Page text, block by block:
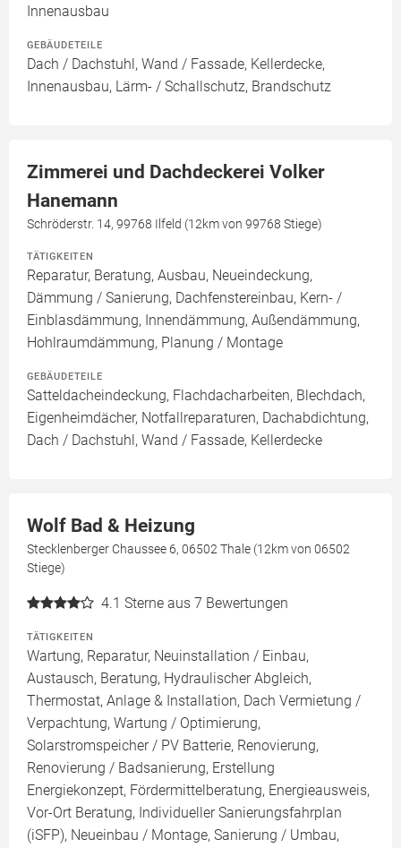
Innenausbau
GEBÄUDETEILE
Dach / Dachstuhl, Wand / Fassade, Kellerdecke,
Innenausbau, Lärm- / Schallschutz, Brandschutz
Zimmerei und Dachdeckerei Volker
Hanemann
Schröderstr. 14, 99768 Ilfeld (12km von 99768 Stiege)
TÄTIGKEITEN
Reparatur, Beratung, Ausbau, Neueindeckung,
Dämmung / Sanierung, Dachfenstereinbau, Kern- /
Einblasdämmung, Innendämmung, Außendämmung,
Hohlraumdämmung, Planung / Montage
GEBÄUDETEILE
Satteldacheindeckung, Flachdacharbeiten, Blechdach,
Eigenheimdächer, Notfallreparaturen, Dachabdichtung,
Dach / Dachstuhl, Wand / Fassade, Kellerdecke
Wolf Bad & Heizung
Stecklenberger Chaussee 6, 06502 Thale (12km von 06502
Stiege)
4.1 Sterne aus 7 Bewertungen
TÄTIGKEITEN
Wartung, Reparatur, Neuinstallation / Einbau,
Austausch, Beratung, Hydraulischer Abgleich,
Thermostat, Anlage & Installation, Dach Vermietung /
Verpachtung, Wartung / Optimierung,
Solarstromspeicher / PV Batterie, Renovierung,
Renovierung / Badsanierung, Erstellung
Energiekonzept, Fördermittelberatung, Energieausweis,
Vor-Ort Beratung, Individueller Sanierungsfahrplan
(iSFP), Neueinbau / Montage, Sanierung / Umbau,